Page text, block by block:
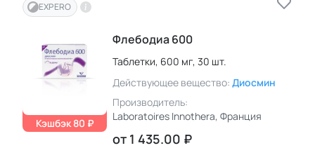
EXPERO
Кэшбэк 80 ₽
Флебодиа 600
Таблетки, 600 мг, 30 шт.
Действующее вещество: Диосмин
Производитель:
Laboratoires Innothera, Франция
от 1 435.00 ₽